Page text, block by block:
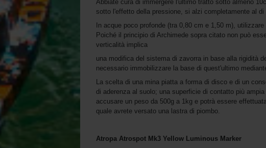
Abbiate cura di immergere l'ultimo tratto sotto almeno
sotto l'effetto della pressione, si alzi completamente al di
In acque poco profonde (tra 0,80 cm e 1,50 m),
Poiché il principio di Archimede sopra citato non può
verticalità implica
una modifica del sistema di zavorra in base alla rigidità
necessario immobilizzare la base di quest'ultimo
La scelta di una mina piatta a forma di disco e di un
di aderenza al suolo; una superficie di contatto più
accusare un peso da 500g a 1kg e potrà essere
quale avrete versato una lastra di piombo.
Atropa Atrospot Mk3 Yellow Luminous Marker